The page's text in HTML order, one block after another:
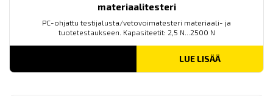
materiaalitesteri
PC-ohjattu testijalusta/vetovoimatesteri materiaali- ja
tuotetestaukseen. Kapasiteetit: 2,5 N...2500 N
LUE LISÄÄ